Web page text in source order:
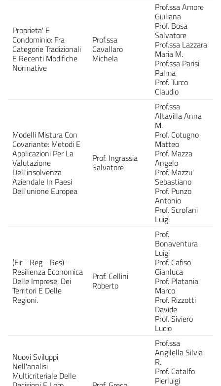
Proprieta' E
Condominio: Fra
Categorie Tradizionali
E Recenti Modifiche
Normative
Prof.ssa
Cavallaro
Michela
Prof.ssa Amore
Giuliana
Prof. Bosa
Salvatore
Prof.ssa Lazzara
Maria M.
Prof.ssa Parisi
Palma
Prof. Turco
Claudio
Modelli Mistura Con
Covariante: Metodi E
Applicazioni Per La
Valutazione
Dell'insolvenza
Aziendale In Paesi
Dell'unione Europea
Prof. Ingrassia
Salvatore
Prof.ssa
Altavilla Anna
M.
Prof. Cotugno
Matteo
Prof. Mazza
Angelo
Prof. Mazzu'
Sebastiano
Prof. Punzo
Antonio
Prof. Scrofani
Luigi
(Fir - Reg - Res) -
Resilienza Economica
Delle Imprese, Dei
Territori E Delle
Regioni.
Prof. Cellini
Roberto
Prof.
Bonaventura
Luigi
Prof. Cafiso
Gianluca
Prof. Platania
Marco
Prof. Rizzotti
Davide
Prof. Siviero
Lucio
Nuovi Sviluppi
Nell'analisi
Multicriteriale Delle
Prof.ssa
Angilella Silvia
R.
Prof. Catalfo
Pierluigi